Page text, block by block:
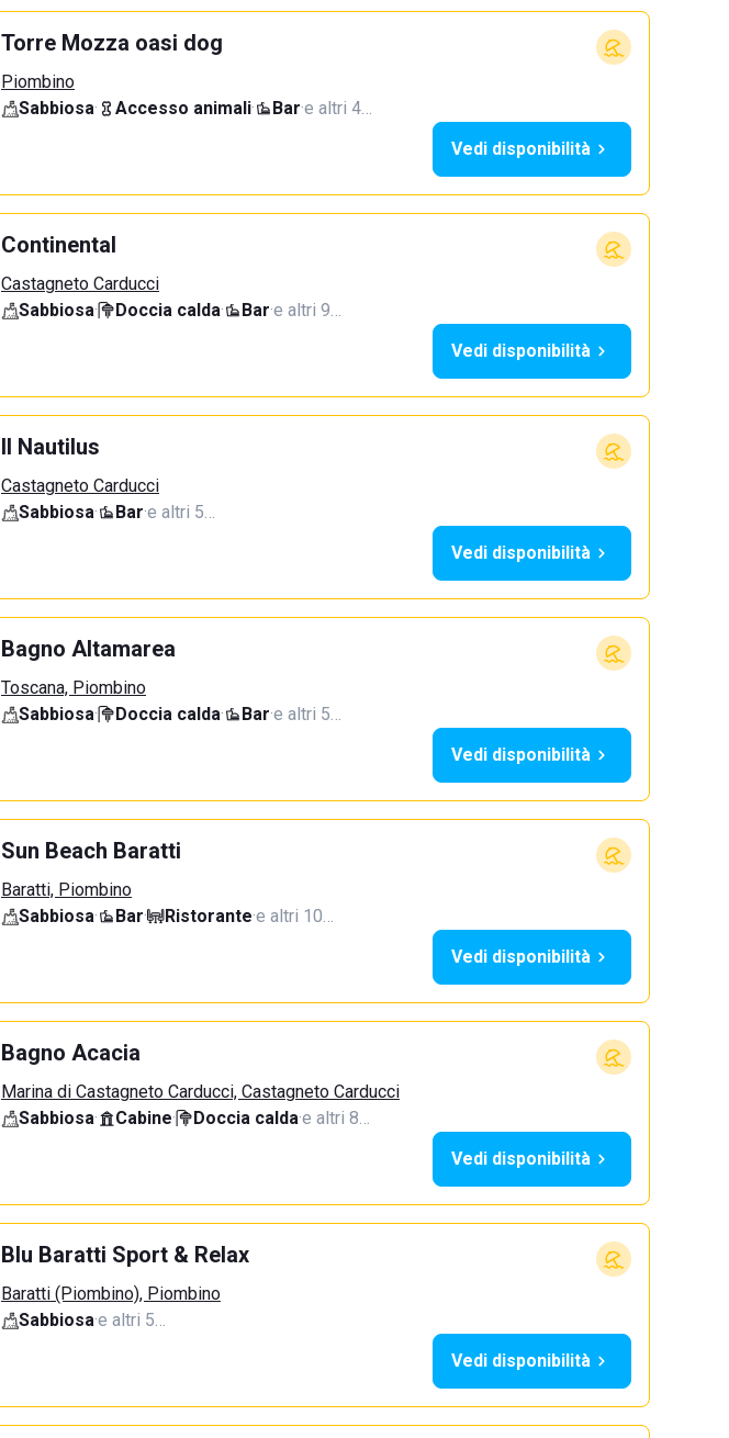
Torre Mozza oasi dog
Piombino
Sabbiosa· Accesso animali· Bar·e altri 4…
Vedi disponibilità
Continental
Castagneto Carducci
Sabbiosa· Doccia calda· Bar·e altri 9…
Vedi disponibilità
Il Nautilus
Castagneto Carducci
Sabbiosa· Bar·e altri 5…
Vedi disponibilità
Bagno Altamarea
Toscana, Piombino
Sabbiosa· Doccia calda· Bar·e altri 5…
Vedi disponibilità
Sun Beach Baratti
Baratti, Piombino
Sabbiosa· Bar· Ristorante·e altri 10…
Vedi disponibilità
Bagno Acacia
Marina di Castagneto Carducci, Castagneto Carducci
Sabbiosa· Cabine· Doccia calda·e altri 8…
Vedi disponibilità
Blu Baratti Sport & Relax
Baratti (Piombino), Piombino
Sabbiosa·e altri 5…
Vedi disponibilità